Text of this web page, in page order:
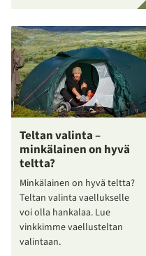
Teltan valinta –
minkälainen on hyvä
teltta?
Minkälainen on hyvä teltta?
Teltan valinta vaellukselle
voi olla hankalaa. Lue
vinkkimme vaellusteltan
valintaan.